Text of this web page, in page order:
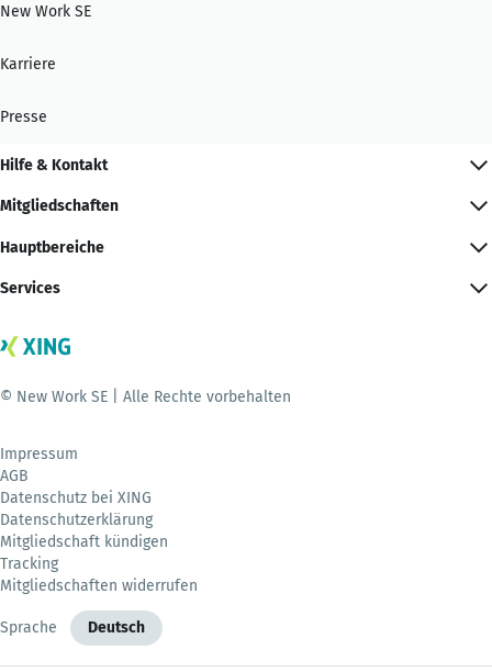
New Work SE
Karriere
Presse
Hilfe & Kontakt
Mitgliedschaften
Hauptbereiche
Services
© New Work SE | Alle Rechte vorbehalten
Impressum
AGB
Datenschutz bei XING
Datenschutzerklärung
Mitgliedschaft kündigen
Tracking
Mitgliedschaften widerrufen
Sprache Deutsch